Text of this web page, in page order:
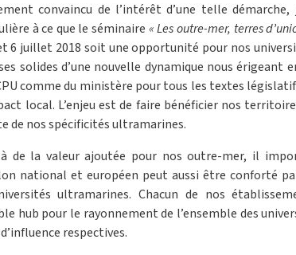
convaincu de l’intérêt d’une telle démarche,
à ce que le séminaire « Les outre-mer, terres
6 juillet 2018 soit une opportunité pour nos
solides d’une nouvelle dynamique nous érigeant
comme du ministère pour tous les textes
local. L’enjeu est de faire bénéficier nos
de nos spécificités ultramarines.
de la valeur ajoutée pour nos outre-mer, il
national et européen peut aussi être conforté
ultramarines. Chacun de nos
hub pour le rayonnement de l’ensemble des
respectives.